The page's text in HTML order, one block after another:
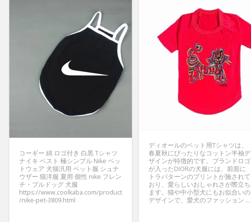
ディオールのペット用Tシャツは、
春夏秋にぴったりなコットン半袖デ
ザインが特徴的です。ブランドロゴ
が入ったDIORの犬服には、前面に
トラパターンのプリントが施されて
おり、愛らしいおしゃれさが際立ち
ます。猫や中小型犬にもお似合いの
デザインで、愛犬のファッション ...
コーギー 綿 ロゴ付き 白黒 Tシャツ
ナイキ ベスト 極シンプル Nike ペッ
トウェア 犬猫汎用 ペット服 シュナ
ウザー 猫洋服 夏用 個性 nike フレン
チ・ブルドッグ 犬服
https://www.coolkaba.com/product
/nike-pet-3809.html